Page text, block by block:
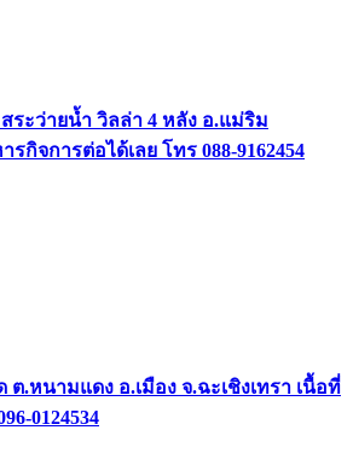
ระว่ายน้ำ วิลล่า 4 หลัง อ.แม่ริม
กิจการต่อได้เลย โทร 088-9162454
.หนามแดง อ.เมือง จ.ฉะเชิงเทรา เนื้อที่
0124534